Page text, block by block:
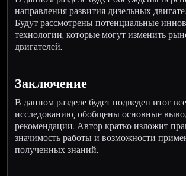
направления развития дизельных
Будут рассмотрены потенциальные
технологии, которые могут изменить
двигателей.
Заключение
В данном разделе будет подведен итог
исследованию, обобщены основные
рекомендации. Автор кратко изложит
значимость работы и возможности
полученных знаний.